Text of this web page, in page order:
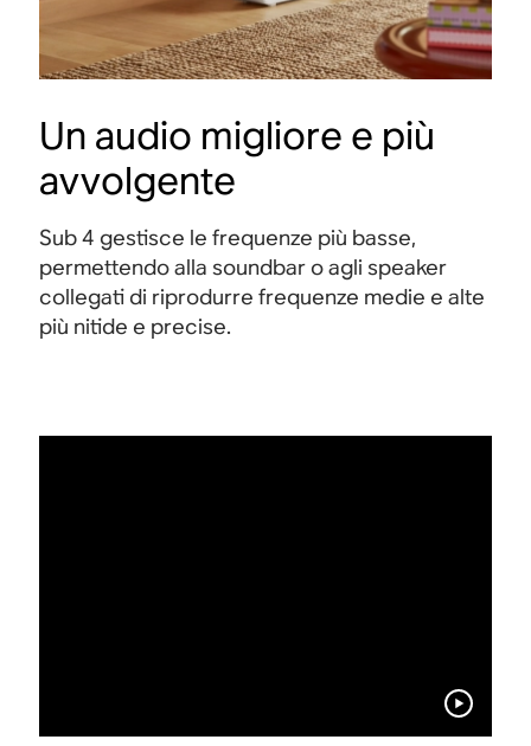
Un audio migliore e più
avvolgente
Sub 4 gestisce le frequenze più basse,
permettendo alla soundbar o agli speaker
collegati di riprodurre frequenze medie e alte
più nitide e precise.